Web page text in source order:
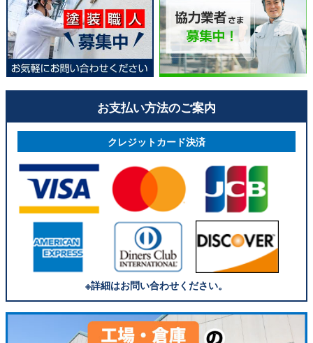
小山町の住宅塗装
小山町の外壁塗装
小山町の塗装工事
小山町の外壁塗装見積
小山町のベランダ防水
小山町のサイディング
小山町の屋根塗装遮熱
小山町の屋上防水ビル
小山町の屋根塗装断熱
小山町の外壁コーキング
小山町の外壁塗装防水工事
小山町の屋上防水マンション
小山町の屋根カバー工事
お支払い方法のご案内
クレジットカード決済
※詳細はお問い合わせください。